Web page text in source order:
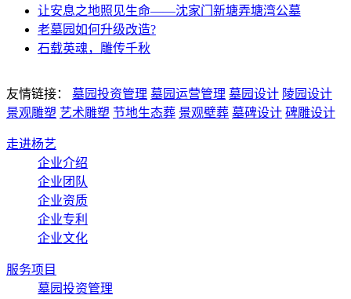
让安息之地照见生命——沈家门新塘弄塘湾公墓
老墓园如何升级改造?
石载英魂，雕传千秋
友情链接： 墓园投资管理 墓园运营管理 墓园设计 陵园设计
景观雕塑 艺术雕塑 节地生态葬 景观壁葬 墓碑设计 碑雕设计
走进杨艺
企业介绍
企业团队
企业资质
企业专利
企业文化
服务项目
墓园投资管理